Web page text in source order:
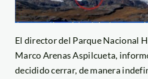
El director del Parque Nacional
Marco Arenas Aspilcueta,
decidido cerrar, de manera